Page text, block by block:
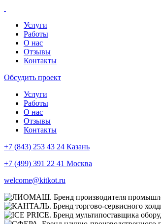
Услуги
Работы
О нас
Отзывы
Контакты
Обсудить проект
Услуги
Работы
О нас
Отзывы
Контакты
+7 (843) 253 43 24 Казань
+7 (499) 391 22 41 Москва
welcome@kitkot.ru